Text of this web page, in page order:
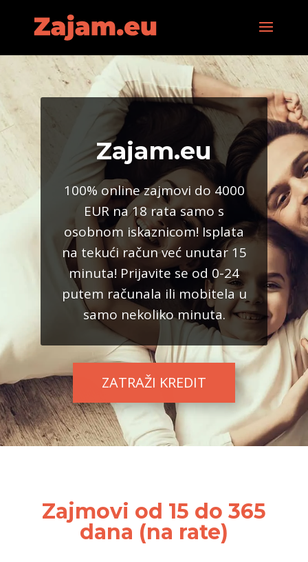
Zajam.eu
100% online zajmovi do 4000
EUR na 18 rata samo s
osobnom iskaznicom! Isplata
na tekući račun već unutar 15
minuta! Prijavite se od 0-24
putem računala ili mobitela u
samo nekoliko minuta.
ZATRAŽI KREDIT
Zajmovi od 15 do 365
dana (na rate)